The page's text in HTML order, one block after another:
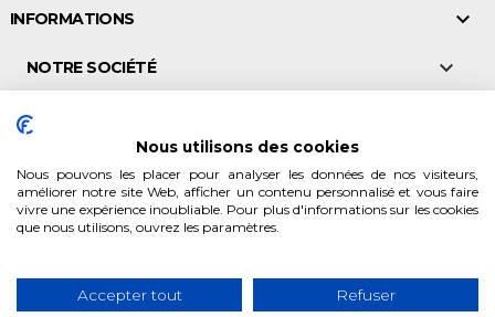
INFORMATIONS 
NOTRE SOCIÉTÉ 
NOS POINTS DE VENTE

NOS PRODUITS 
Nous utilisons des cookies
Nous pouvons les placer pour analyser les données de nos visiteurs,
améliorer notre site Web, afficher un contenu personnalisé et vous faire
vivre une expérience inoubliable. Pour plus d'informations sur les cookies
que nous utilisons, ouvrez les paramètres.
Accepter tout Refuser